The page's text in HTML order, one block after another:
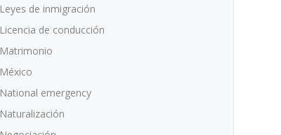
Leyes de inmigración
Licencia de conducción
Matrimonio
México
National emergency
Naturalización